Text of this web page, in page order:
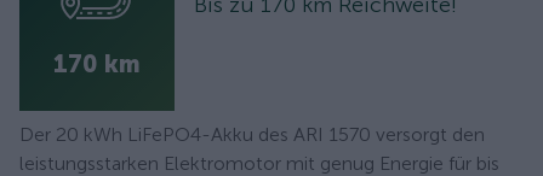
170 km
Der 20 kWh LiFePO4-Akku des ARI 1570 versorgt den
leistungsstarken Elektromotor mit genug Energie für bis